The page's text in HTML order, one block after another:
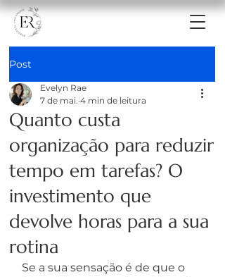
Post
Quanto custa
organização para reduzir
tempo em tarefas? O
investimento que
devolve horas para a sua
rotina
Evelyn Rae
7 de mai. 4 min de leitura
Se a sua sensação é de que o